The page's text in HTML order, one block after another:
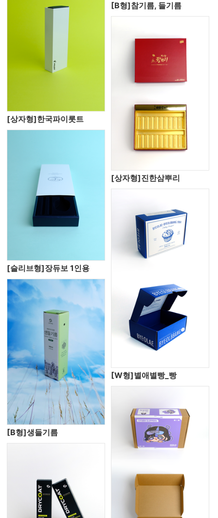
[상자형]한국파이롯트
[B형]참기름, 들기름
[슬리브형]장듀보 1인용
[상자형]진한삼뿌리
[B형]생들기름
[W형]별애별빵_빵